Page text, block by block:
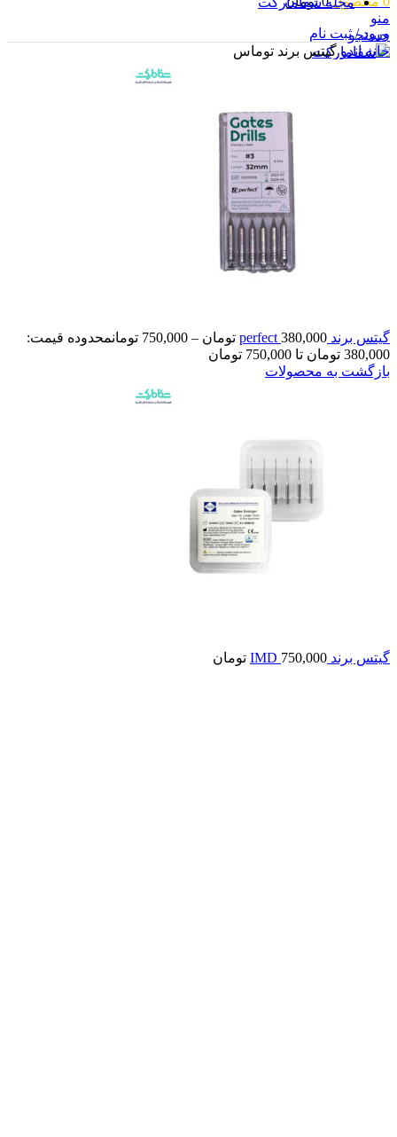
منو
جستجو
ورود / ثبت نام
خانهاندوگيتس برند توماس
گيتس برند perfect 380,000 تومان –
750,000 تومانمحدوده قیمت:
380,000 تومان تا 750,000 تومان
بازگشت به محصولات
گيتس برند IMD 750,000 تومان